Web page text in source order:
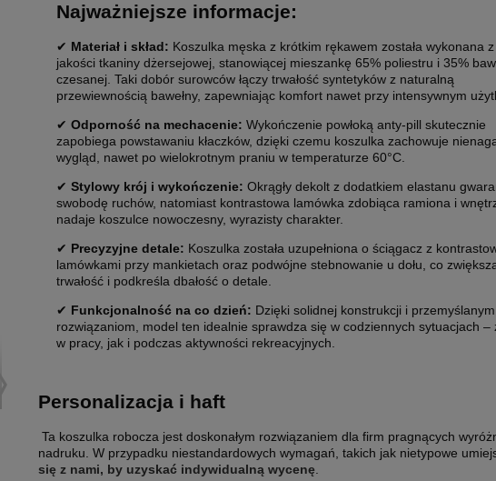
10 000X ETYKIETY SAMOPRZYLEPNE NA
ROLCE 7X7 CM (NAKLEJKI) Z WŁASNYM
10 000X ETYKIETY
ROLCE 5X5 CM (NAKLEJKI) Z
Najważniejsze informacje:
✔ Materiał i skład: Koszulka męska z krótkim rękawem została wykonana
jakości tkaniny dżersejowej, stanowiącej mieszankę 65% poliestru i 35%
czesanej. Taki dobór surowców łączy trwałość syntetyków z naturalną
przewiewnością bawełny, zapewniając komfort nawet przy intensywnym
✔ Odporność na mechacenie: Wykończenie powłoką anty-pill skutecznie
zapobiega powstawaniu kłaczków, dzięki czemu koszulka zachowuje
wygląd, nawet po wielokrotnym praniu w temperaturze 60°C.
✔ Stylowy krój i wykończenie: Okrągły dekolt z dodatkiem elastanu
swobodę ruchów, natomiast kontrastowa lamówka zdobiąca ramiona i
nadaje koszulce nowoczesny, wyrazisty charakter.
✔ Precyzyjne detale: Koszulka została uzupełniona o ściągacz z
lamówkami przy mankietach oraz podwójne stebnowanie u dołu, co
trwałość i podkreśla dbałość o detale.
✔ Funkcjonalność na co dzień: Dzięki solidnej konstrukcji i przemyślanym
rozwiązaniom, model ten idealnie sprawdza się w codziennych sytuacjach –
w pracy, jak i podczas aktywności rekreacyjnych.
Personalizacja i haft
Ta koszulka robocza jest doskonałym rozwiązaniem dla firm pragnących
nadruku. W przypadku niestandardowych wymagań, takich jak nietypowe
się z nami, by uzyskać indywidualną wycenę.